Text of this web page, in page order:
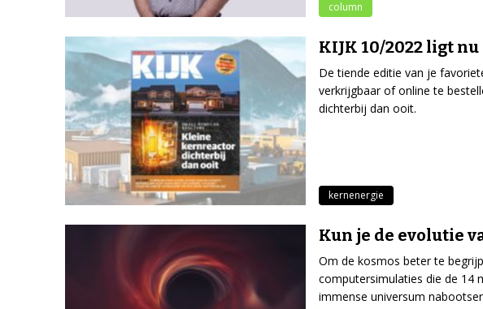
column
KIJK 10/2022 ligt
De tiende editie van je
verkrijgbaar of online te
dichterbij dan ooit.
kernenergie
Kun je de evolutie
Om de kosmos beter te
computersimulaties die de 14
immense universum